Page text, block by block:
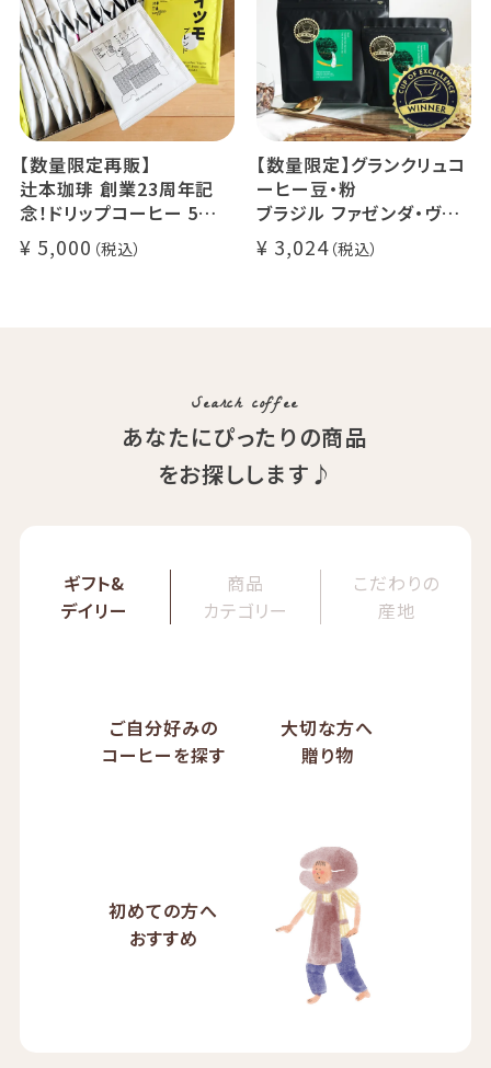
【数量限定再販】
辻本珈琲 創業23周年記
念！ドリップコーヒー 5種
50杯セット
アニバーサリーブレンド（コ
5,000
【数量限定】グランクリュコ
ーヒー豆・粉
ブラジル ファゼンダ・ヴァ
レ・ド・クリスタル（100g /
200g / 1kg）
3,024
Search coffee
あなたにぴったりの商品
をお探しします♪
ギフト&
デイリー
商品
カテゴリー
こだわりの
産地
ご自分好みの
コーヒーを探す
大切な方へ
贈り物
初めての方へ
おすすめ